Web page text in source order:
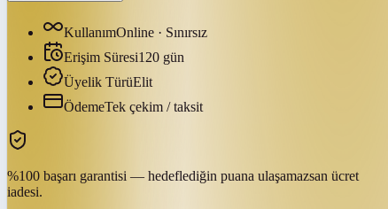
KullanımOnline · Sınırsız
Erişim Süresi120 gün
Üyelik TürüElit
ÖdemeTek çekim / taksit
%100 başarı garantisi — hedeflediğin puana ulaşamazsan ücret
iadesi.